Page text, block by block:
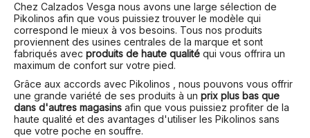
Chez Calzados Vesga nous avons une large sélection de
Pikolinos afin que vous puissiez trouver le modèle qui
correspond le mieux à vos besoins. Tous nos produits
proviennent des usines centrales de la marque et sont
fabriqués avec produits de haute qualité qui vous offrira un
maximum de confort sur votre pied.
Grâce aux accords avec Pikolinos , nous pouvons vous offrir
une grande variété de ses produits à un prix plus bas que
dans d'autres magasins afin que vous puissiez profiter de la
haute qualité et des avantages d'utiliser les Pikolinos sans
que votre poche en souffre.